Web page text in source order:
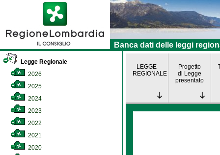
Banca dati delle leggi
Legge Regionale
2026
2025
2024
2023
2022
2021
2020
LEGGE
REGIONALE
Progetto
di Legge
presentato